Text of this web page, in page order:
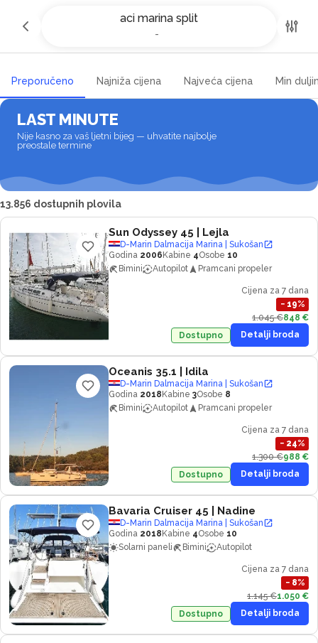
aci marina split
-
Najam jahti i čarter brodova u aci
marina split
Preporučeno Najniža cijena Najveća cijena Min
LAST MINUTE
Nije kasno za vaš ljetni bijeg — uhvatite najbolje
preostale termine
13.856 dostupnih plovila
Sun Odyssey 45 | Lejla
D-Marin Dalmacija Marina | Sukošan
Godina 2006 Kabine 4Osobe 10
Bimini
Autopilot Pramcani propeler
Cijena za 7 dana
− 19%
1.045 €848 €
Dostupno
Detalji broda
Oceanis 35.1 | Idila
D-Marin Dalmacija Marina | Sukošan
Godina 2018 Kabine 3Osobe 8
Bimini
Autopilot Pramcani propeler
Cijena za 7 dana
− 24%
1.300 €988 €
Dostupno
Detalji broda
Bavaria Cruiser 45 | Nadine
D-Marin Dalmacija Marina | Sukošan
Godina 2018 Kabine 4Osobe 10
Solarni paneli
Bimini Autopilot
Cijena za 7 dana
− 8%
1.145 €1.050 €
Dostupno
Detalji broda